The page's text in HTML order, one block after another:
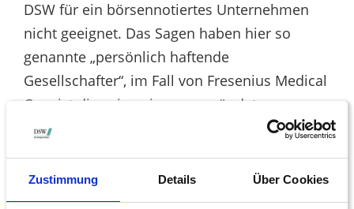
Zustimmung Details Über Cookies
DSW für ein börsennotiertes Unternehmen
nicht geeignet. Das Sagen haben hier so
genannte „persönlich haftende
Gesellschafter“, im Fall von Fresenius Medical
Care ist dies eine eigens gegründete
Aktiengesellschaft, die wiederum der
Fresenius AG will ihre Macht als FMC-
Großaktionär keinesfalls verlieren.